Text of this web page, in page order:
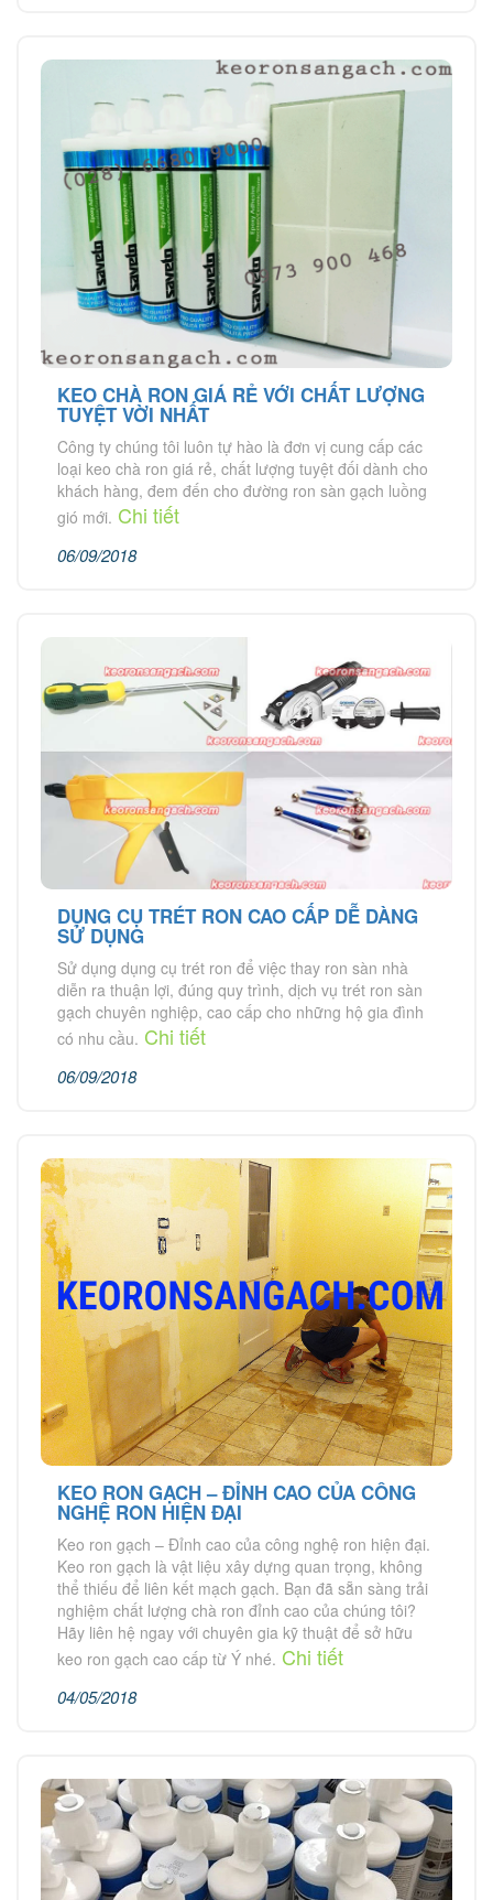
KEO CHÀ RON GIÁ RẺ VỚI CHẤT LƯỢNG
TUYỆT VỜI NHẤT
Công ty chúng tôi luôn tự hào là đơn vị cung cấp các
loại keo chà ron giá rẻ, chất lượng tuyệt đối dành cho
khách hàng, đem đến cho đường ron sàn gạch luồng
gió mới. Chi tiết
06/09/2018
DỤNG CỤ TRÉT RON CAO CẤP DỄ DÀNG
SỬ DỤNG
Sử dụng dụng cụ trét ron để việc thay ron sàn nhà
diễn ra thuận lợi, đúng quy trình, dịch vụ trét ron sàn
gạch chuyên nghiệp, cao cấp cho những hộ gia đình
có nhu cầu. Chi tiết
06/09/2018
KEO RON GẠCH – ĐỈNH CAO CỦA CÔNG
NGHỆ RON HIỆN ĐẠI
Keo ron gạch – Đỉnh cao của công nghệ ron hiện đại.
Keo ron gạch là vật liệu xây dựng quan trọng, không
thể thiếu để liên kết mạch gạch. Bạn đã sẵn sàng trải
nghiệm chất lượng chà ron đỉnh cao của chúng tôi?
Hãy liên hệ ngay với chuyên gia kỹ thuật để sở hữu
keo ron gạch cao cấp từ Ý nhé. Chi tiết
04/05/2018